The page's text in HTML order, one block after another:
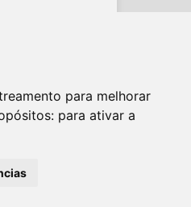
para melhorar
para ativar a